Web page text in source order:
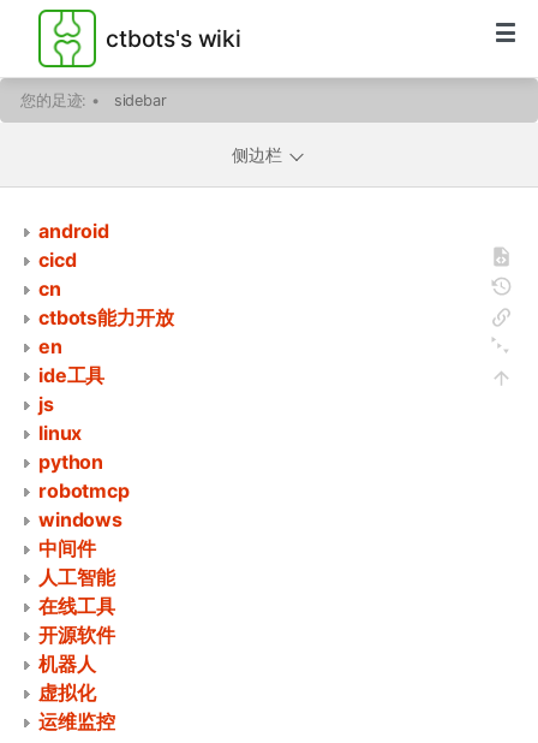
ctbots's wiki
您的足迹: • sidebar
侧边栏
android
cicd
cn
ctbots能力开放
en
ide工具
js
linux
python
robotmcp
windows
中间件
人工智能
在线工具
开源软件
机器人
虚拟化
运维监控